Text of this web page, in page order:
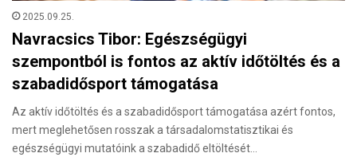
2025.09.25.
Navracsics Tibor: Egészségügyi
szempontból is fontos az aktív időtöltés és a
szabadidősport támogatása
Az aktív időtöltés és a szabadidősport támogatása azért fontos,
mert meglehetősen rosszak a társadalomstatisztikai és
egészségügyi mutatóink a szabadidő eltöltését…